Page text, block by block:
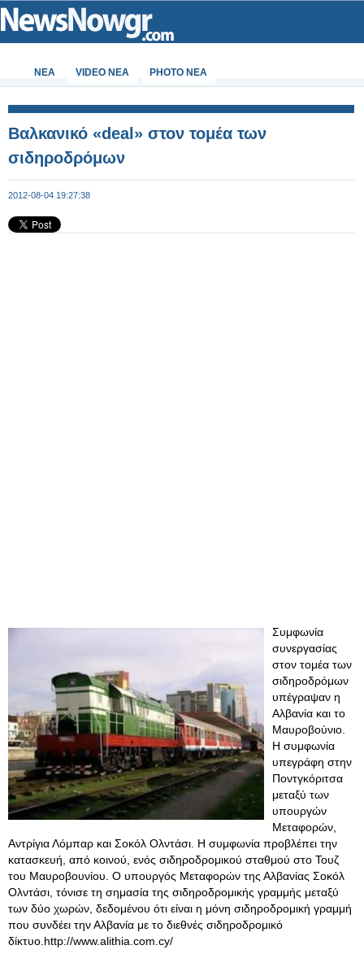
ΝΕΑ VIDEO NEA PHOTO NEA
Βαλκανικό «deal» στον τομέα των
σιδηροδρόμων
2012-08-04 19:27:38
Συμφωνία
συνεργασίας
στον τομέα των
σιδηροδρόμων
υπέγραψαν η
Αλβανία και το
Μαυροβούνιο.
Η συμφωνία
υπεγράφη στην
Ποντγκόριτσα
μεταξύ των
υπουργών
Μεταφορών,
Αντρίγια Λόμπαρ και Σοκόλ Ολντάσι. Η συμφωνία προβλέπει την
κατασκευή, από κοινού, ενός σιδηροδρομικού σταθμού στo Τουζ
του Μαυροβουνίου. Ο υπουργός Μεταφορών της Αλβανίας Σοκόλ
Ολντάσι, τόνισε τη σημασία της σιδηροδρομικής γραμμής μεταξύ
των δύο χωρών, δεδομένου ότι είναι η μόνη σιδηροδρομική γραμμή
που συνδέει την Αλβανία με το διεθνές σιδηροδρομικό
δίκτυο.http://www.alithia.com.cy/